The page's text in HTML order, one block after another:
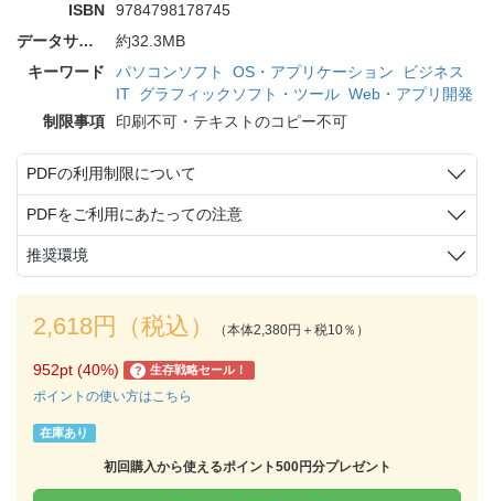
ISBN
9784798178745
データサイズ
約32.3MB
キーワード
パソコンソフト OS・アプリケーション
ビジネス
IT グラフィックソフト・ツール Web・アプリ開発
制限事項
印刷不可・テキストのコピー不可
PDFの利用制限について
PDFをご利用にあたっての注意
推奨環境
2,618円（税込） （本体2,380円＋税10％）
952pt (40%) ? 生存戦略セール！
ポイントの使い方はこちら
在庫あり
初回購入から使えるポイント500円分プレゼント